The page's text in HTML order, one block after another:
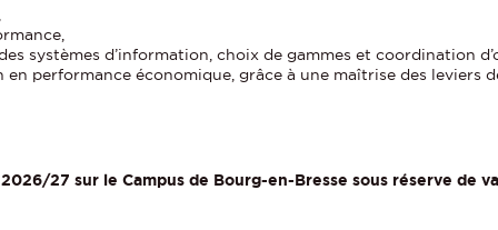
systèmes d’information, choix de gammes et coordination
performance économique, grâce à une maîtrise des leviers
27 sur le Campus de Bourg-en-Bresse sous réserve de